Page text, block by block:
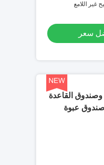
غير اللامع
سعر
وصندوق القاعدة
عبوة